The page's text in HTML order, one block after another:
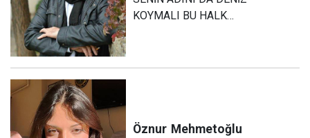
KOYMALI BU HALK…
Öznur Mehmetoğlu